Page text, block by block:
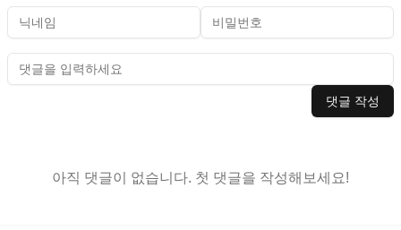
댓글 작성
아직 댓글이 없습니다. 첫 댓글을 작성해보세요!